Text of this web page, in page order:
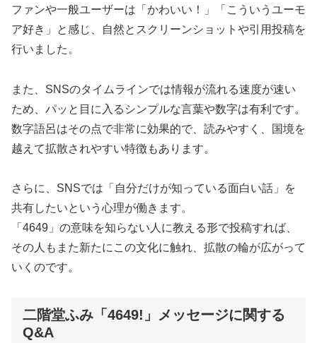
ファンや一般ユーザーは「かわいい！」「こういうユーモ
ア好き」と感じ、自然とスクリーンショットや引用投稿を
行いました。
また、SNSのタイムラインでは情報が流れる速度が速い
ため、パッと目に入るシンプルな言葉や数字は有利です。
数字語呂はその点で非常に効果的で、読みやすく、国境を
越えて拡散されやすい特徴もあります。
さらに、SNSでは「自分だけが知っている面白い話」を
共有したいという心理が働きます。
「4649」の意味を知らない人に教える形で投稿すれば、
その人もまた新たにこの文化に触れ、拡散の輪が広がって
いくのです。
二階堂ふみ「4649!」メッセージに関する
Q&A